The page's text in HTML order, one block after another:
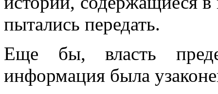
пытались передать.
Еще бы, власть
информация была